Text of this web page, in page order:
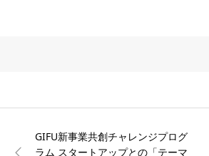
GIFU新事業共創チャレンジプログ
ラム スタートアップとの「テーマ